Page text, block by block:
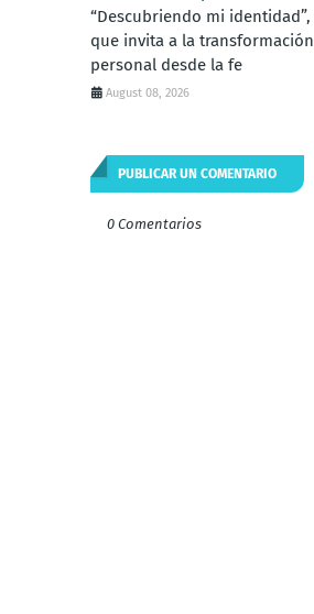
“Descubriendo mi
que invita a la transformación
personal desde la fe
August 08, 2026
PUBLICAR UN COMENTARIO
0 Comentarios